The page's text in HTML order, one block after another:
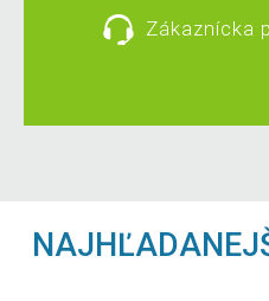
Zákaznícka